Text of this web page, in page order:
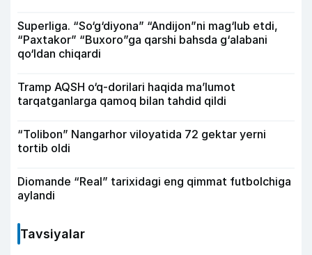
Superliga. “So‘g‘diyona” “Andijon”ni mag‘lub etdi,
“Paxtakor” “Buxoro”ga qarshi bahsda g‘alabani
qo‘ldan chiqardi
Tramp AQSH o‘q-dorilari haqida ma’lumot
tarqatganlarga qamoq bilan tahdid qildi
“Tolibon” Nangarhor viloyatida 72 gektar yerni
tortib oldi
Diomande “Real” tarixidagi eng qimmat futbolchiga
aylandi
Tavsiyalar